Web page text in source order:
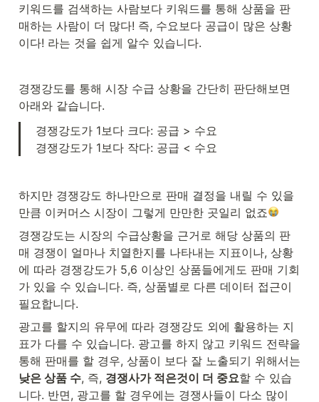
키워드를 검색하는 사람보다 키워드를 통해 상품을 판
매하는 사람이 더 많다! 즉, 수요보다 공급이 많은 상황
이다! 라는 것을 쉽게 알수 있습니다.
경쟁강도를 통해 시장 수급 상황을 간단히 판단해보면
아래와 같습니다.
경쟁강도가 1보다 작다: 공급 < 수요
하지만 경쟁강도 하나만으로 판매 결정을 내릴 수 있을
만큼 이커머스 시장이 그렇게 만만한 곳일리 없죠
경쟁강도는 시장의 수급상황을 근거로 해당 상품의 판
매 경쟁이 얼마나 치열한지를 나타내는 지표이나, 상황
에 따라 경쟁강도가 5,6 이상인 상품들에게도 판매 기회
가 있을 수 있습니다. 즉, 상품별로 다른 데이터 접근이
필요합니다.
광고를 할지의 유무에 따라 경쟁강도 외에 활용하는 지
표가 다를 수 있습니다. 광고를 하지 않고 키워드 전략을
낮은 상품 수, 즉, 경쟁사가 적은것이 더 중요할 수 있습
니다. 반면, 광고를 할 경우에는 경쟁사들이 다소 많이